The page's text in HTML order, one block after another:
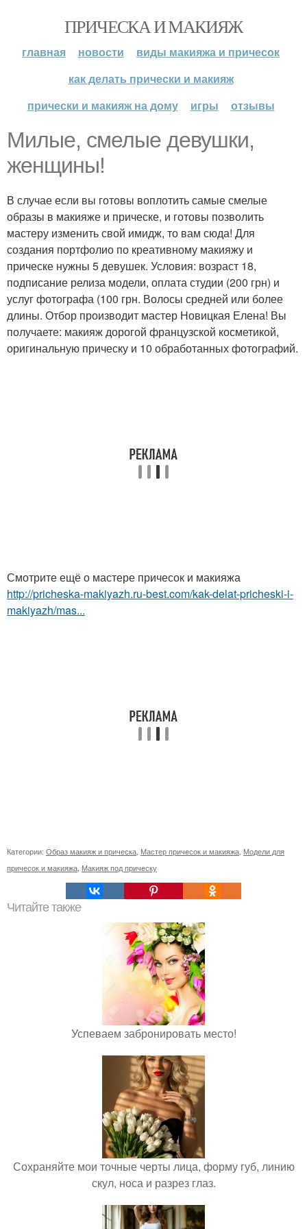
ПРИЧЕСКА И МАКИЯЖ
главная новости
виды макияжа и причесок
как делать прически и макияж
прически и макияж на дому
игры отзывы
Милые, смелые девушки,
женщины!
В случае если вы готовы воплотить самые смелые
образы в макияже и прическе, и готовы позволить
мастеру изменить свой имидж, то вам сюда! Для
создания портфолио по креативному макияжу и
прическе нужны 5 девушек. Условия: возраст 18,
подписание релиза модели, оплата студии (200 грн) и
услуг фотографа (100 грн. Волосы средней или более
длины. Отбор производит мастер Новицкая Елена! Вы
получаете: макияж дорогой французской косметикой,
оригинальную прическу и 10 обработанных фотографий.
Смотрите ещё о мастере причесок и макияжа
http://pricheska-makiyazh.ru-best.com/kak-delat-pricheski-i-
makiyazh/mas...
Категории: Образ макияж и прическа Мастер причесок и макияжа Модели для
причесок и макияжа Макияж под прическу
Читайте также
Успеваем забронировать место!
Сохраняйте мои точные черты лица, форму губ, линию
скул, носа и разрез глаз.